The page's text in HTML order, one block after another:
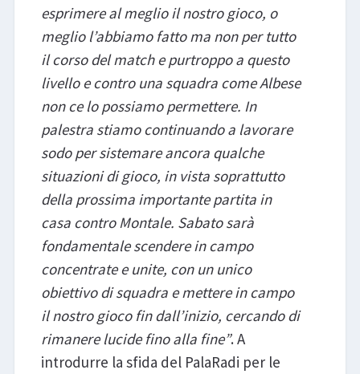
esprimere al meglio il nostro gioco, o
meglio l’abbiamo fatto ma non per tutto
il corso del match e purtroppo a questo
livello e contro una squadra come Albese
non ce lo possiamo permettere. In
palestra stiamo continuando a lavorare
sodo per sistemare ancora qualche
situazioni di gioco, in vista soprattutto
della prossima importante partita in
casa contro Montale. Sabato sarà
fondamentale scendere in campo
concentrate e unite, con un unico
obiettivo di squadra e mettere in campo
il nostro gioco fin dall’inizio, cercando di
rimanere lucide fino alla fine”. A
introdurre la sfida del PalaRadi per le